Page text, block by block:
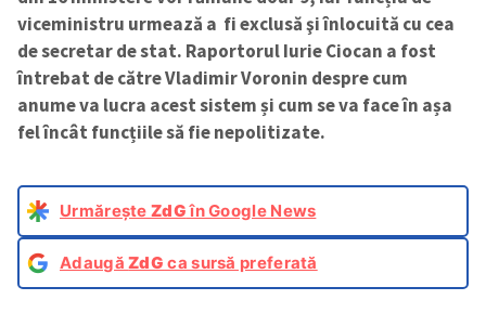
viceministru urmează a fi exclusă şi înlocuită cu cea
de secretar de stat. Raportorul Iurie Ciocan a fost
întrebat de către Vladimir Voronin despre cum
anume va lucra acest sistem și cum se va face în așa
fel încât funcțiile să fie nepolitizate.
Urmărește ZdGîn Google News
AdaugăZdG ca sursă preferată